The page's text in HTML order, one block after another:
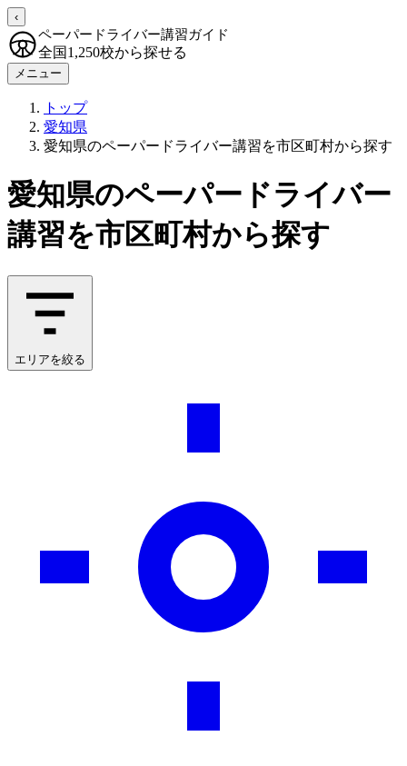
‹
ペーパードライバー講習ガイド
全国1,250校から探せる
メニュー
トップ
愛知県
愛知県のペーパードライバー講習を市区町村から探す
愛知県のペーパードライバー
講習を市区町村から探す
エリアを絞る